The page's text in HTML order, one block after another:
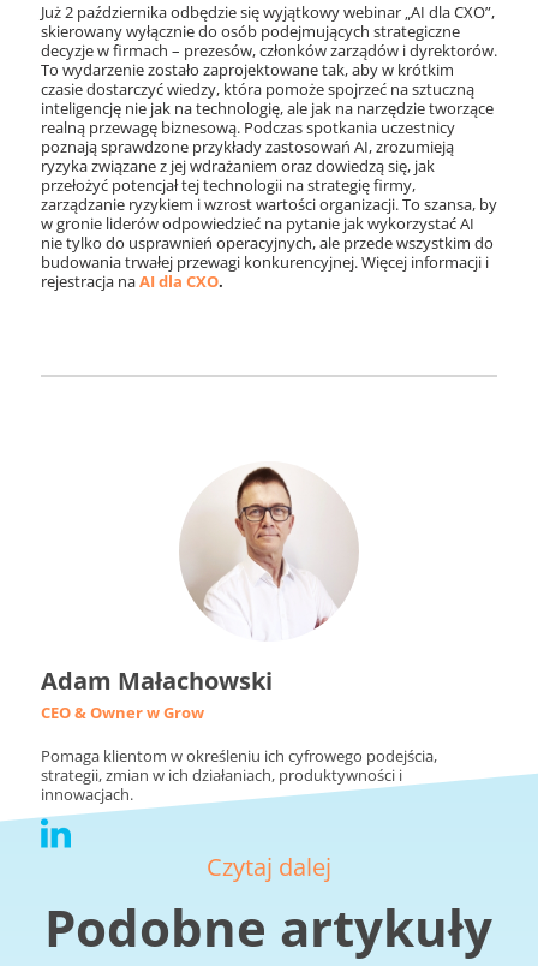
Już 2 października odbędzie się wyjątkowy webinar „AI dla CXO”,
skierowany wyłącznie do osób podejmujących strategiczne
decyzje w firmach – prezesów, członków zarządów i dyrektorów.
To wydarzenie zostało zaprojektowane tak, aby w krótkim
czasie dostarczyć wiedzy, która pomoże spojrzeć na sztuczną
inteligencję nie jak na technologię, ale jak na narzędzie tworzące
realną przewagę biznesową. Podczas spotkania uczestnicy
poznają sprawdzone przykłady zastosowań AI, zrozumieją
ryzyka związane z jej wdrażaniem oraz dowiedzą się, jak
przełożyć potencjał tej technologii na strategię firmy,
zarządzanie ryzykiem i wzrost wartości organizacji. To szansa, by
w gronie liderów odpowiedzieć na pytanie jak wykorzystać AI
nie tylko do usprawnień operacyjnych, ale przede wszystkim do
budowania trwałej przewagi konkurencyjnej. Więcej informacji i
rejestracja naAI dla CXO.
Adam Małachowski
CEO & Owner w Grow
Pomaga klientom w określeniu ich cyfrowego podejścia,
strategii, zmian w ich działaniach, produktywności i
innowacjach.
Czytaj dalej
Podobne artykuły